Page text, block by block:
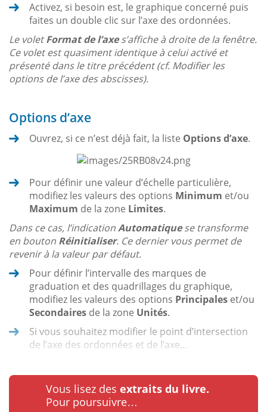
Activez, si besoin est, le graphique concerné puis
faites un double clic sur l’axe des ordonnées.
Le voletFormat de l’axes’affiche à droite de la fenêtre.
Ce volet est quasiment identique à celui activé et
présenté dans le titre précédent (cf. Modifier les
options de l’axe des abscisses).
Options d’axe
Ouvrez, si ce n’est déjà fait, la liste Options d’axe.
Pour définir une valeur d’échelle particulière,
modifiez les valeurs des options Minimum et/ou
Maximum de la zone Limites.
Dans ce cas, l’indicationAutomatiquese transforme
en bouton Réinitialiser. Ce dernier vous permet de
revenir à la valeur par défaut.
Pour définir l’intervalle des marques de
graduation et des quadrillages du graphique,
modifiez les valeurs des options Principales et/ou
Secondaires de la zone Unités.
Si vous souhaitez modifier le point d’intersection
de l’axe des ordonnées et de l’axe...
Vous lisez des extraits du livre.
Pour poursuivre…